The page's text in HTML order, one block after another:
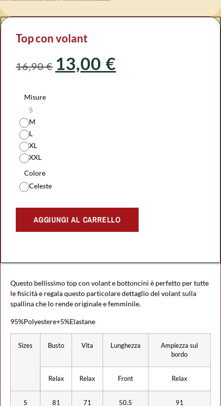
Top con volant
16,90€ 13,00 €
Misure
S
M
L
XL
XXL
Colore
Celeste
AGGIUNGI AL CARRELLO
Questo bellissimo top con volant e bottoncini è perfetto per tutte
le fisicità e regala questo particolare dettaglio del volant sulla
spallina che lo rende originale e femminile.
95%Polyestere+5%Elastane
Sizes Busto Vita Lunghezza
Ampiezza sul
bordo
Relax Relax Front Relax
S 81 71 50.5 91